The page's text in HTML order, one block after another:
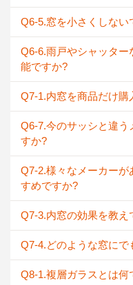
Q6-5.窓を小さくしな
Q6-6.雨戸やシャッタ
能ですか?
Q7-1.内窓を商品だけ購
Q6-7.今のサッシと違う
すか?
Q7-2.様々なメーカー
すめですか?
Q7-3.内窓の効果を教え
Q7-4.どのような窓に
Q8-1.複層ガラスとは何